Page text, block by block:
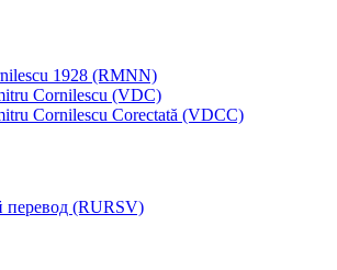
1928 (RMNN)
Cornilescu (VDC)
Cornilescu Corectată (VDCC)
(RURSV)